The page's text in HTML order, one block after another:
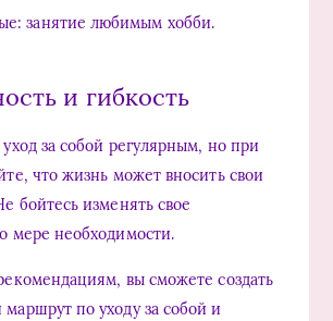
занятие любимым хобби.
и гибкость
за собой регулярным, но при
что жизнь может вносить свои
бойтесь изменять свое
мере необходимости.
вы сможете создать
по уходу за собой и